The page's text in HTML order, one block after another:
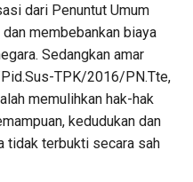
dari Penuntut Umum
membebankan biaya
Sedangkan amar
TPK/2016/PN.Tte,
memulihkan hak-hak
kedudukan dan
tidak terbukti secara sah